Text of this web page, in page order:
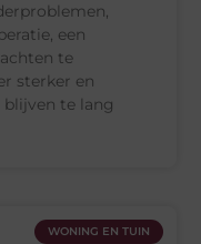
een
te
sterker en
blijven te lang
WONING EN TUIN